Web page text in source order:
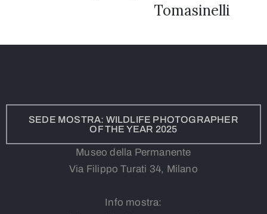
Tomasinelli
SEDE MOSTRA: WILDLIFE PHOTOGRAPHER
OF THE YEAR 2025
Museo della Permanente
Via Filippo Turati 34, Milano
Info mostra: